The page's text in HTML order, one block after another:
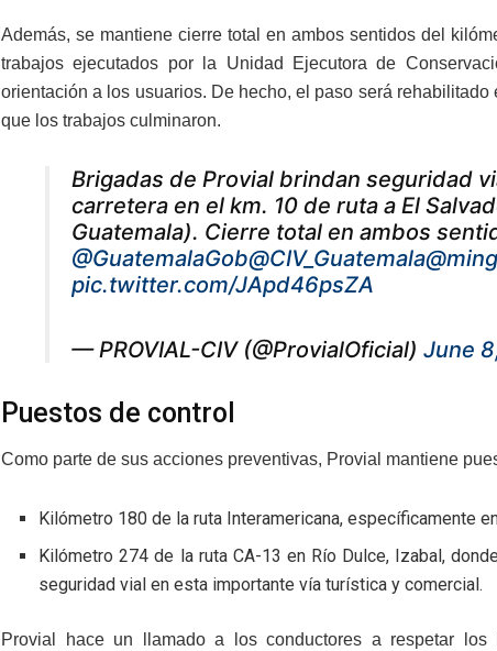
Además, se mantiene cierre total en ambos sentidos del
trabajos ejecutados por la Unidad Ejecutora de
orientación a los usuarios. De hecho, el paso será
que los trabajos culminaron.
Brigadas de Provial brindan seguridad
carretera en el km. 10 de ruta a El
Guatemala). Cierre total en ambos
@GuatemalaGob@CIV_Guatemala
pic.twitter.com/JApd46psZA
— PROVIAL-CIV (@ProvialOficial) June
Puestos de control
Como parte de sus acciones preventivas, Provial mantiene
Kilómetro 180 de la ruta Interamericana, específicamente
Kilómetro 274 de la ruta CA-13 en Río Dulce, Izabal,
seguridad vial en esta importante vía turística y comercial.
Provial hace un llamado a los conductores a respetar